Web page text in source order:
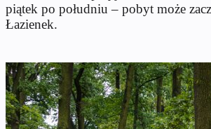
piątek po południu – pobyt może
Łazienek.